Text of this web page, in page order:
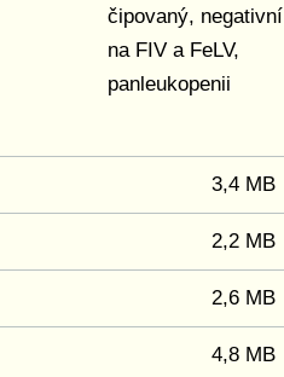
čipovaný, negativní
na FIV a FeLV,
panleukopenii
3,4 MB
2,2 MB
2,6 MB
4,8 MB